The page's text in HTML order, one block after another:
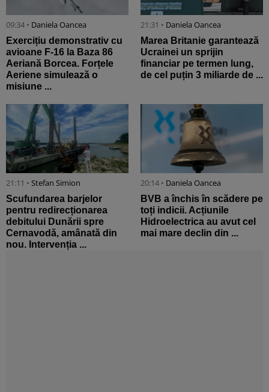
09:34 • Daniela Oancea
Exercițiu demonstrativ cu
avioane F-16 la Baza 86
Aeriană Borcea. Forțele
Aeriene simulează o
misiune ...
21:31 • Daniela Oancea
Marea Britanie garantează
Ucrainei un sprijin
financiar pe termen lung,
de cel puțin 3 miliarde de ...
21:11 • Stefan Simion
Scufundarea barjelor
pentru redirecționarea
debitului Dunării spre
Cernavodă, amânată din
nou. Intervenția ...
20:14 • Daniela Oancea
BVB a închis în scădere pe
toți indicii. Acțiunile
Hidroelectrica au avut cel
mai mare declin din ...